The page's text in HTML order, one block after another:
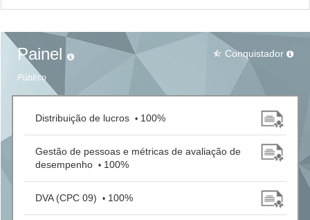
Painel
Público
star_half Conquistador
Distribuição de lucros • 100%
Gestão de pessoas e métricas de avaliação de
desempenho • 100%
DVA (CPC 09) • 100%